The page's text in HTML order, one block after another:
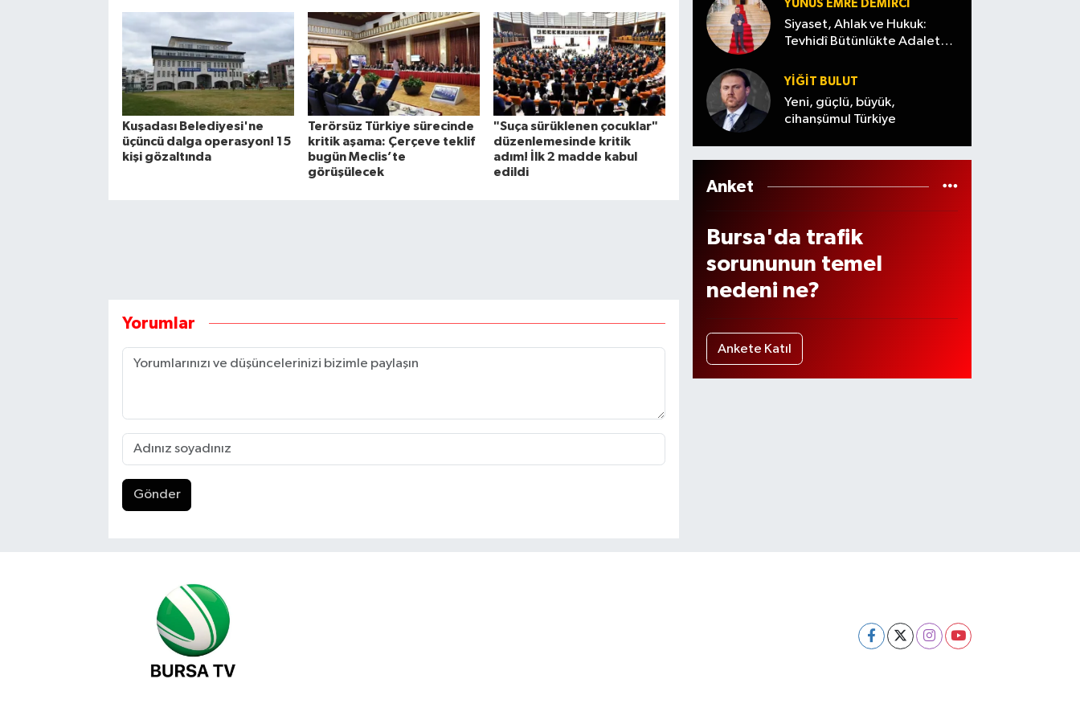
Kuşadası Belediyesi'ne
üçüncü dalga operasyon! 15
kişi gözaltında
Terörsüz Türkiye sürecinde
kritik aşama: Çerçeve teklif
bugün Meclis’te
görüşülecek
"Suça sürüklenen çocuklar"
düzenlemesinde kritik
adım! İlk 2 madde kabul
edildi
Yorumlar
Gönder
os
Cuma)
nde
indiri
m var
mı? (7
Ağust
os
2026
YUNUS EMRE DEMIRCI
Siyaset, Ahlak ve Hukuk:
Tevhidî Bütünlükte Adalet
YİĞİT BULUT
Yeni, güçlü, büyük,
cihanşümul Türkiye
Anket
Bursa'da trafik
sorununun temel
nedeni ne?
Ankete Katıl